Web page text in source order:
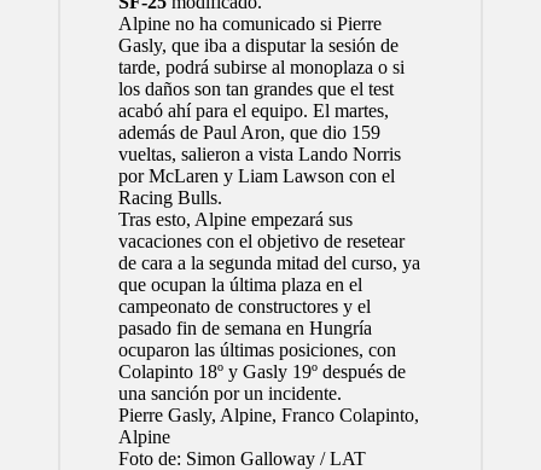
Alpine no ha comunicado si Pierre
Gasly, que iba a disputar la sesión de
tarde, podrá subirse al monoplaza o si
los daños son tan grandes que el test
acabó ahí para el equipo. El martes,
además de Paul Aron, que dio 159
vueltas, salieron a vista Lando Norris
por McLaren y Liam Lawsoncon el
Racing Bulls.
Tras esto, Alpine empezará sus
vacaciones con el objetivo de resetear
de cara a la segunda mitad del curso, ya
que ocupan la última plaza en el
campeonato de constructoresy el
pasado fin de semana en Hungría
ocuparon las últimas posiciones, con
Colapinto 18º y Gasly 19º después de
una sanción por un incidente.
Pierre Gasly, Alpine, Franco Colapinto,
Alpine
Foto de: Simon Galloway / LAT